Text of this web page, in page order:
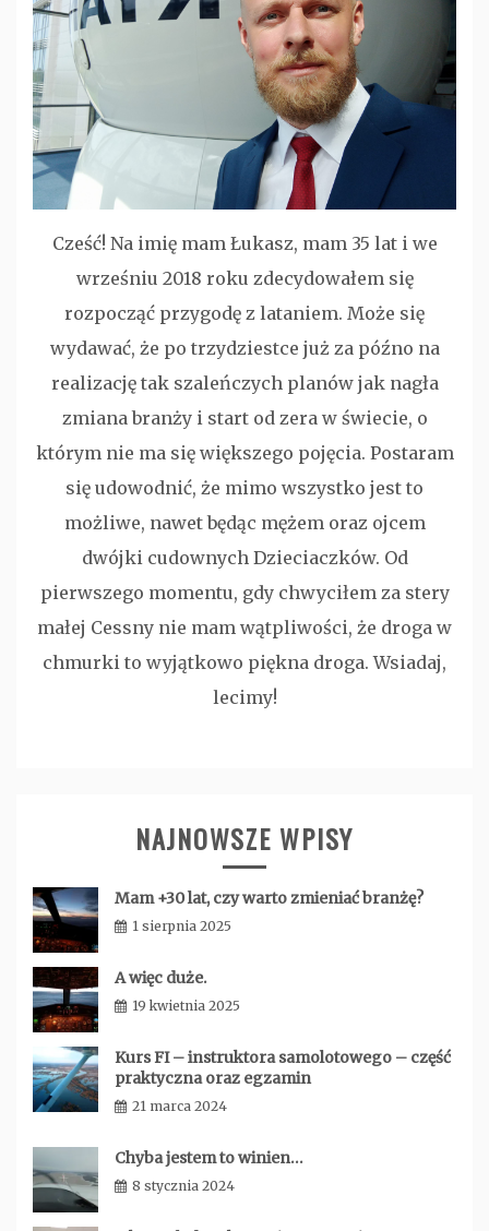
Cześć! Na imię mam Łukasz, mam 35 lat i we
wrześniu 2018 roku zdecydowałem się
rozpocząć przygodę z lataniem. Może się
wydawać, że po trzydziestce już za późno na
realizację tak szaleńczych planów jak nagła
zmiana branży i start od zera w świecie, o
którym nie ma się większego pojęcia. Postaram
się udowodnić, że mimo wszystko jest to
możliwe, nawet będąc mężem oraz ojcem
dwójki cudownych Dzieciaczków. Od
pierwszego momentu, gdy chwyciłem za stery
małej Cessny nie mam wątpliwości, że droga w
chmurki to wyjątkowo piękna droga. Wsiadaj,
lecimy!
NAJNOWSZE WPISY
Mam +30 lat, czy warto zmieniać branżę?
1 sierpnia 2025
A więc duże.
19 kwietnia 2025
Kurs FI – instruktora samolotowego – część
praktyczna oraz egzamin
21 marca 2024
Chyba jestem to winien…
8 stycznia 2024